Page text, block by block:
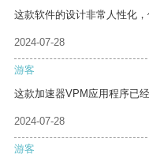
这款软件的设计非常人性化，
2024-07-28
游客
这款加速器VPM应用程序已
2024-07-28
游客